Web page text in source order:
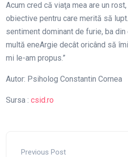
Acum cred că viaţa mea are un
obiective pentru care merită să
sentiment dominant de furie, ba
multă eneArgie decât oricând să
mi le-am propus.”
Autor: Psiholog Constantin Cornea
Sursa : csid.ro
Previous Post